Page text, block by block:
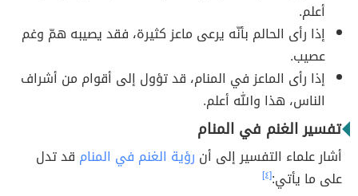
أعلم.
إذا رأى الحالم بأنّه يرعى ماعز كثيرة، فقد يصيبه همّ وغم
عصيب.
إذا رأى الماعز في المنام، قد تؤول إلى أقوام من أشراف
الناس، هذا والله أعلم.
تفسير الغنم في المنام
أشار علماء التفسير إلى أن رؤية الغنم في المنام قد تدل
على ما يأتي:[٤]